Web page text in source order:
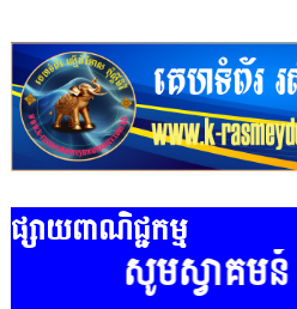
ផ្សាយពាណិជ្ជកម្ម
សូមស្វាគម